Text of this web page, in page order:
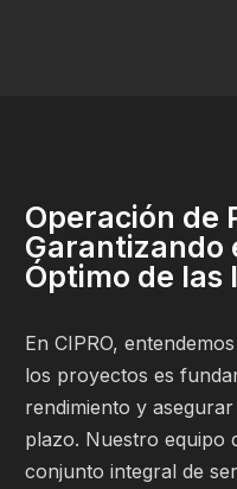
Operación de
Garantizando
Óptimo de las
En CIPRO,
los proyectos es
rendimiento y
plazo. Nuestro equipo
conjunto integral de